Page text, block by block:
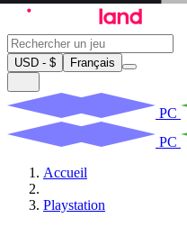
USD - $ Français
PC
PC
Accueil
Playstation